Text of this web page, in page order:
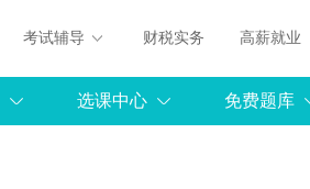
考试辅导 财税实务 高薪就业
选课中心 免费题库